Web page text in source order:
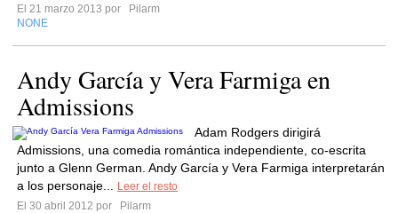
El 21 marzo 2013 por
Pilarm
NONE
Andy García y Vera Farmiga en
Admissions
Adam Rodgers dirigirá
Admissions, una comedia romántica independiente, co-escrita
junto a Glenn German. Andy García y Vera Farmiga interpretarán
a los personaje...
Leer el resto
El 30 abril 2012 por
Pilarm